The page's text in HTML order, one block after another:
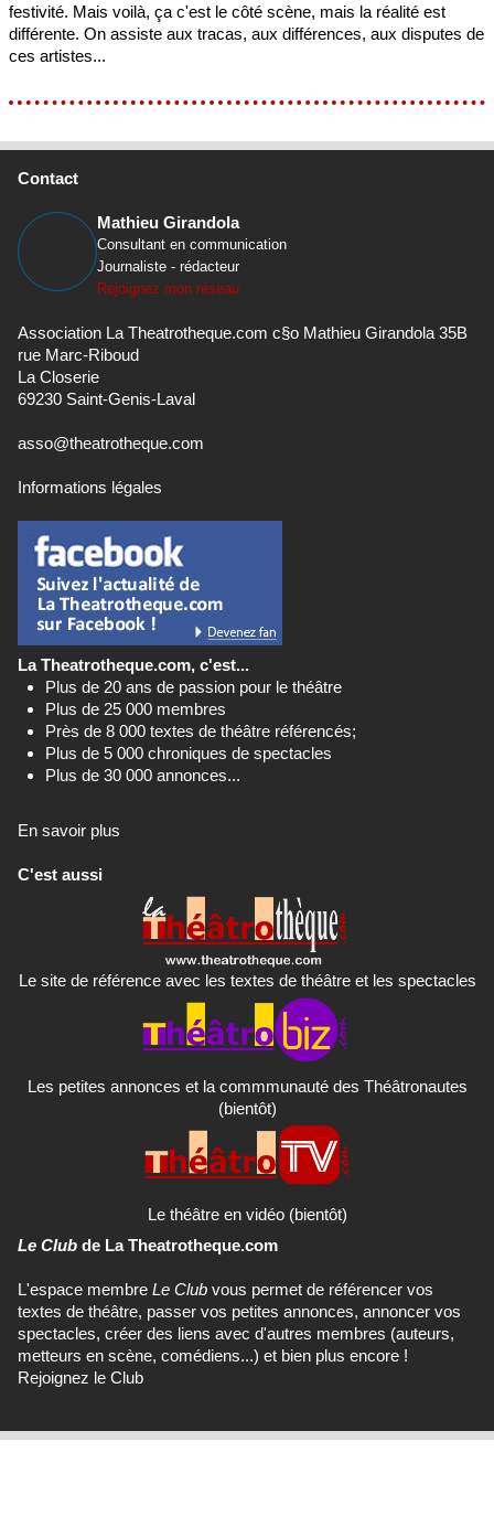
festivité. Mais voilà, ça c'est le côté scène, mais la réalité est
différente. On assiste aux tracas, aux différences, aux disputes de
ces artistes...
Contact
Mathieu Girandola
Consultant en communication
Journaliste - rédacteur
Rejoignez mon réseau
Association La Theatrotheque.com c§o Mathieu Girandola 35B
rue Marc-Riboud
La Closerie
69230 Saint-Genis-Laval
asso@theatrotheque.com
Informations légales
La Theatrotheque.com, c'est...
Plus de 20 ans de passion pour le théâtre
Plus de 25 000 membres
Près de 8 000 textes de théâtre référencés;
Plus de 5 000 chroniques de spectacles
Plus de 30 000 annonces...
En savoir plus
C'est aussi
Le site de référence avec les textes de théâtre et les spectacles
Les petites annonces et la commmunauté des Théâtronautes
(bientôt)
Le théâtre en vidéo (bientôt)
Le Club de La Theatrotheque.com
L'espace membre Le Club vous permet de référencer vos
textes de théâtre, passer vos petites annonces, annoncer vos
spectacles, créer des liens avec d'autres membres (auteurs,
metteurs en scène, comédiens...) et bien plus encore !
Rejoignez le Club